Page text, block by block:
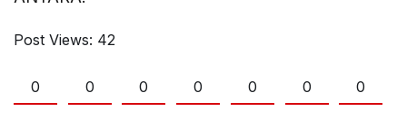
Post Views: 42
0 0 0 0 0 0 0